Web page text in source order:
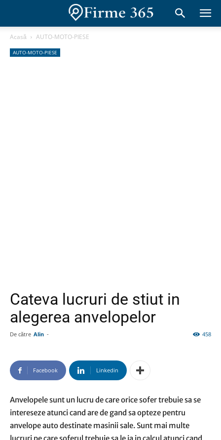
Acasă AUTO-MOTO-PIESE
AUTO-MOTO-PIESE
Cateva lucruri de stiut in
alegerea anvelopelor
De către Alin - 458
Facebook Linkedin
Anvelopele sunt un lucru de care orice sofer trebuie sa se
intereseze atunci cand are de gand sa opteze pentru
anvelope auto destinate masinii sale. Sunt mai multe